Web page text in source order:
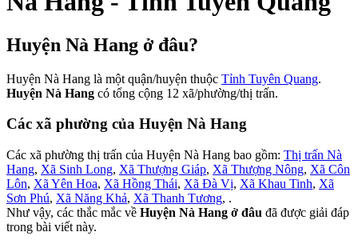
Huyện Nà Hang ở đâu?
Huyện Nà Hang là một quận/huyện thuộc Tỉnh Tuyên Quang.
Huyện Nà Hang có tổng cộng 12 xã/phường/thị trấn.
Các xã phường của Huyện Nà Hang
Các xã phường thị trấn của Huyện Nà Hang bao gồm: Thị trấn Nà
Hang, Xã Sinh Long, Xã Thượng Giáp, Xã Thượng Nông, Xã Côn
Lôn, Xã Yên Hoa, Xã Hồng Thái, Xã Đà Vị, Xã Khau Tinh, Xã
Sơn Phú, Xã Năng Khả, Xã Thanh Tương, .
Như vậy, các thắc mắc về Huyện Nà Hang ở đâu đã được giải đáp
trong bài viết này.